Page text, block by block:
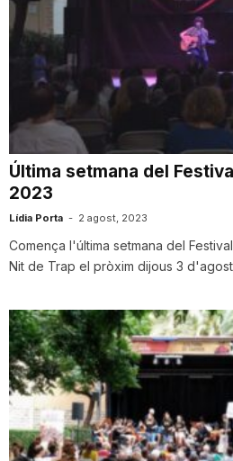
Última setmana del
2023
Lídia Porta - 2 agost, 2023
Comença l'última setmana del
Nit de Trap el pròxim dijous 3